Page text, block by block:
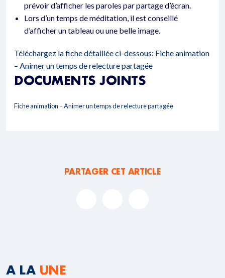
prévoir d’afficher les paroles par partage d’écran.
Lors d’un temps de méditation, il est conseillé
d’afficher un tableau ou une belle image.
Téléchargez la fiche détaillée ci-dessous: Fiche animation
– Animer un temps de relecture partagée
DOCUMENTS JOINTS
Fiche animation – Animer un temps de relecture partagée
PARTAGER CET ARTICLE
A LA UNE